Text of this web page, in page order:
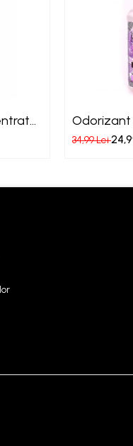
Odorizant
Lavanda
34,99 Lei